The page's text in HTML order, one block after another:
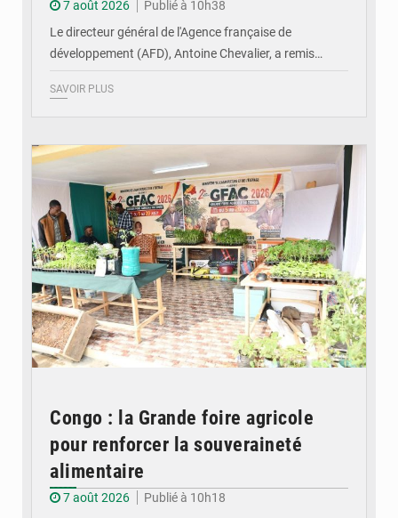
7 août 2026
Publié à 10h38
Le directeur général de l'Agence française de
développement (AFD), Antoine Chevalier, a remis…
SAVOIR PLUS
Congo : la Grande foire agricole
pour renforcer la souveraineté
alimentaire
7 août 2026
Publié à 10h18